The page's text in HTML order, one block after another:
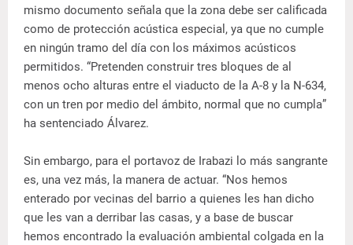
mismo documento señala que la zona debe ser calificada
como de protección acústica especial, ya que no cumple
en ningún tramo del día con los máximos acústicos
permitidos. “Pretenden construir tres bloques de al
menos ocho alturas entre el viaducto de la A-8 y la N-634,
con un tren por medio del ámbito, normal que no cumpla”
ha sentenciado Álvarez.
Sin embargo, para el portavoz de Irabazi lo más sangrante
es, una vez más, la manera de actuar. “Nos hemos
enterado por vecinas del barrio a quienes les han dicho
que les van a derribar las casas, y a base de buscar
hemos encontrado la evaluación ambiental colgada en la